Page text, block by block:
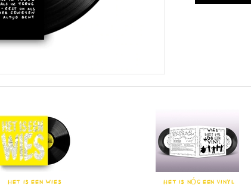
HET IS EEN WIES HET IS NÓG EEN VINYL